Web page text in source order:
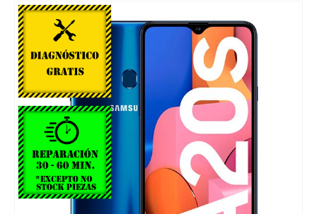
Saltar
al
final
de
la
galería
de
imágenes